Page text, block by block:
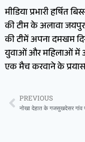
मीडिया प्रभारी हर्षित
की टीम के अलावा
की टीमें अपना दमखम
युवाओं और महिलाओं में
एक मैच करवाने के प्रयास
PREVIOUS